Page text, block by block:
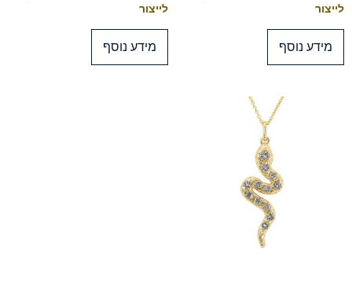
לייצור
מידע נוסף
לייצור
מידע נוסף